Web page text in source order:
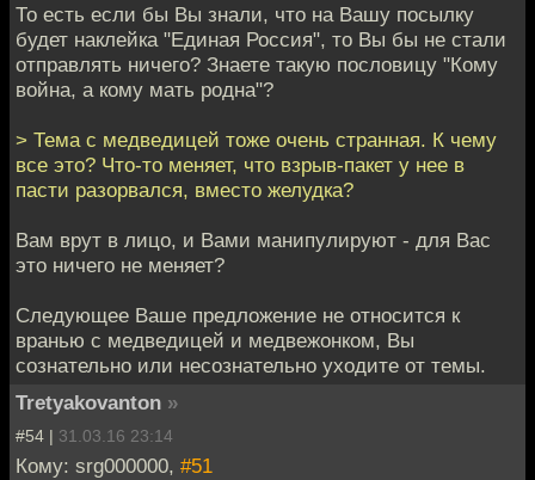
То есть если бы Вы знали, что на Вашу посылку
будет наклейка "Единая Россия", то Вы бы не стали
отправлять ничего? Знаете такую пословицу "Кому
война, а кому мать родна"?
> Тема с медведицей тоже очень странная. К чему
все это? Что-то меняет, что взрыв-пакет у нее в
пасти разорвался, вместо желудка?
Вам врут в лицо, и Вами манипулируют - для Вас
это ничего не меняет?
Следующее Ваше предложение не относится к
вранью с медведицей и медвежонком, Вы
сознательно или несознательно уходите от темы.
Tretyakovanton »
#54 | 31.03.16 23:14
Кому: srg000000, #51